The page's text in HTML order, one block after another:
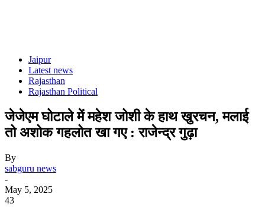
Jaipur
Latest news
Rajasthan
Rajasthan Political
जेजेएम घोटाले में महेश जोशी के हाथ खुरचन, मलाई
तो अशोक गहलोत खा गए : राजेन्द्र गुढ़ा
By
sabguru news
-
May 5, 2025
43